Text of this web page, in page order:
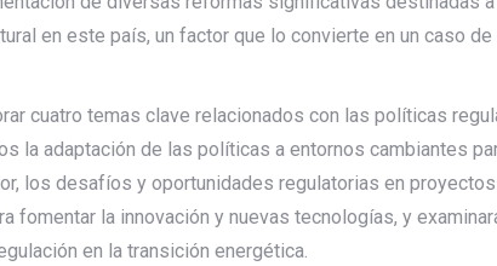
en este país, un factor que lo convierte en un caso
cuatro temas clave relacionados con las políticas
la adaptación de las políticas a entornos cambiantes
los desafíos y oportunidades regulatorias en
fomentar la innovación y nuevas tecnologías, y
en la transición energética.